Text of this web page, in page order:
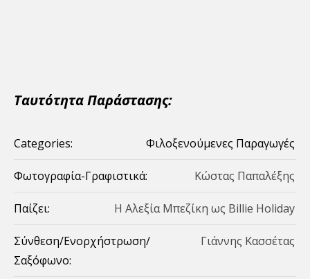
Ταυτότητα Παράστασης:
Categories: Φιλοξενούμενες Παραγωγές
Φωτογραφία-Γραφιστικά: Κώστας Παπαλέξης
Παίζει: Η Αλεξία Μπεζίκη ως Billie Holiday
Σύνθεση/Ενορχήστρωση/
Σαξόφωνο:
Γιάννης Κασσέτας